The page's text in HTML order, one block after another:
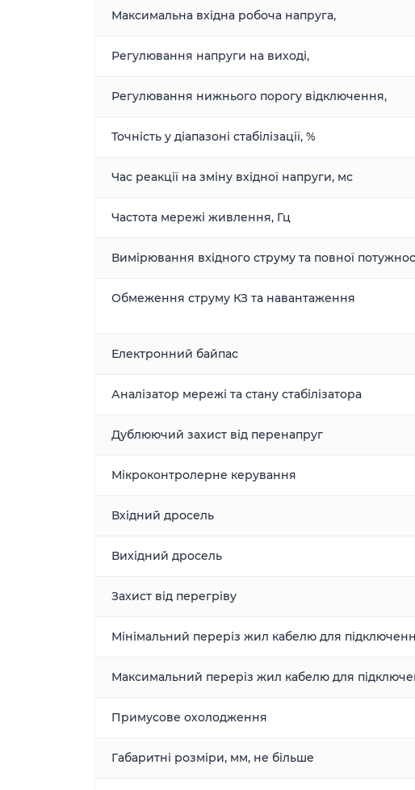
Максимальна вхідна робоча напруга,
Регулювання напруги на виході,
Регулювання нижнього порогу відключення,
Точність у діапазоні стабілізації, %
Час реакції на зміну вхідної напруги, мс
Частота мережі живлення, Гц
Вимірювання вхідного струму та повної
Обмеження струму КЗ та навантаження
Електронний байпас
Аналізатор мережі та стану стабілізатора
Дублюючий захист від перенапруг
Мікроконтролерне керування
Вхідний дросель
Вихідний дросель
Захист від перегріву
Мінімальний переріз жил кабелю для
Максимальний переріз жил кабелю для
Примусове охолодження
Габаритні розміри, мм, не більше